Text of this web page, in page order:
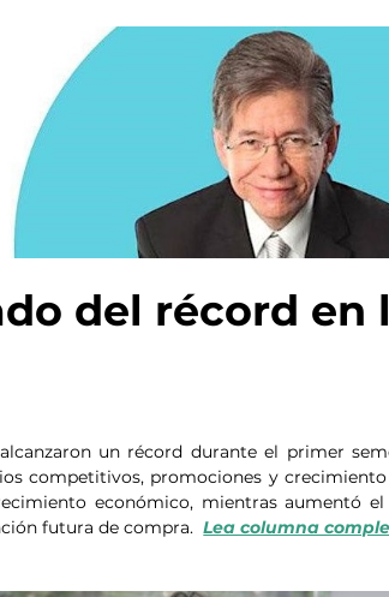
del récord en
un récord durante el primer
competitivos, promociones y
económico, mientras aumentó
futura de compra. Lea columna